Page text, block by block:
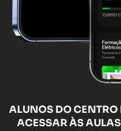
ALUNOSDO CENTRO
ACESSAR ÀS